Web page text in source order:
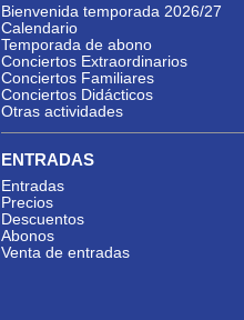
Bienvenida temporada 2026/27
Calendario
Temporada de abono
Conciertos Extraordinarios
Conciertos Familiares
Conciertos Didácticos
Otras actividades
ENTRADAS
Entradas
Precios
Descuentos
Abonos
Venta de entradas